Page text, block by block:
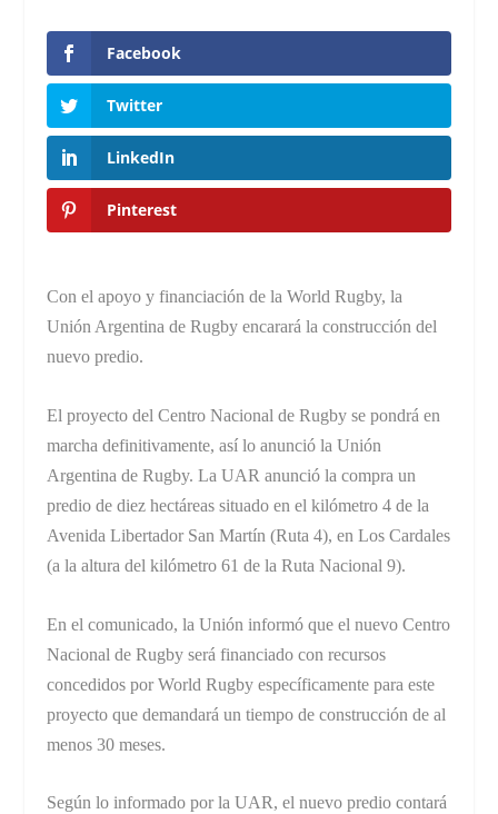
Facebook
Twitter
LinkedIn
Pinterest
Con el apoyo y financiación de la World Rugby, la
Unión Argentina de Rugby encarará la construcción del
nuevo predio.
El proyecto del Centro Nacional de Rugby se pondrá en
marcha definitivamente, así lo anunció la Unión
Argentina de Rugby. La UAR anunció la compra un
predio de diez hectáreas situado en el kilómetro 4 de la
Avenida Libertador San Martín (Ruta 4), en Los Cardales
(a la altura del kilómetro 61 de la Ruta Nacional 9).
En el comunicado, la Unión informó que el nuevo Centro
Nacional de Rugby será financiado con recursos
concedidos por World Rugby específicamente para este
proyecto que demandará un tiempo de construcción de al
menos 30 meses.
Según lo informado por la UAR, el nuevo predio contará